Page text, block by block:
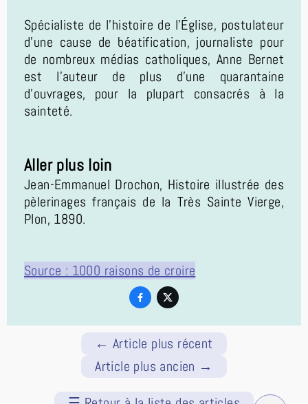
Spécialiste de l’histoire de l’Église, postulateur
d’une cause de béatification, journaliste pour
de nombreux médias catholiques, Anne Bernet
est l’auteur de plus d’une quarantaine
d’ouvrages, pour la plupart consacrés à la
sainteté.
Aller plus loin
Jean-Emmanuel Drochon, Histoire illustrée des
pèlerinages français de la Très Sainte Vierge,
Plon, 1890.
Source : 1000 raisons de croire
 
←Article plus récent
Article plus ancien →